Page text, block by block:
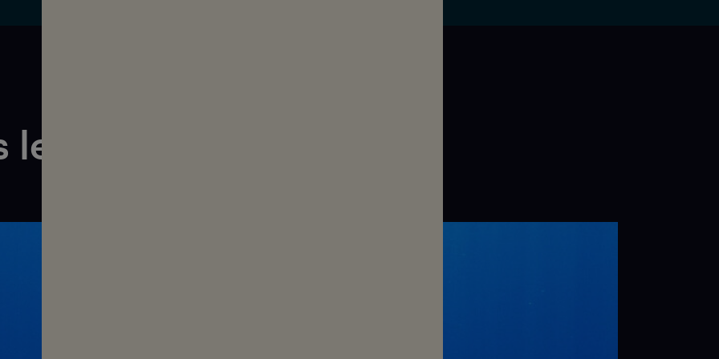
les films de l'Volume 11